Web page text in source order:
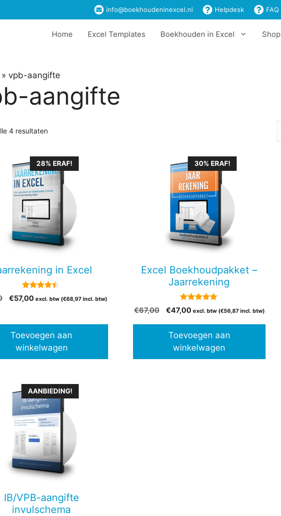
info@boekhoudeninexcel.nl Helpdesk FAQ
Home Excel Templates Boekhouden in Excel Shop
» vpb-aangifte
aangifte
4 resultaten
28% ERAF!
in Excel
4.29
van 5
Oorspronkelijke
€57,00Huidige
excl. btw (€68,97incl. btw)
Toevoegen aan
winkelwagen
30% ERAF!
Excel Boekhoudpakket –
Jaarrekening
5.00
van 5
€67,00
Oorspronkelijke
was:
€67,00.
€47,00Huidige
€47,00.
excl. btw (€56,87incl. btw)
Toevoegen aan
winkelwagen
AANBIEDING!
IB/VPB-aangifte
invulschema